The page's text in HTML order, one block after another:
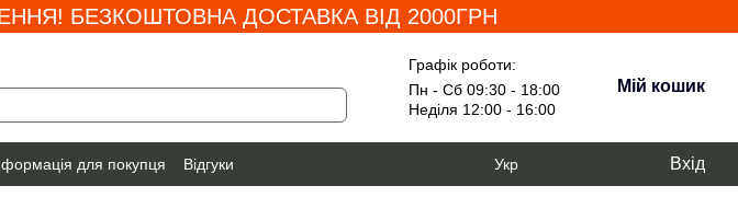
БЕЗКОШТОВНА ДОСТАВКА ВІД 2000ГРН
Графік роботи:
Пн - Сб 09:30 - 18:00
Неділя 12:00 - 16:00
Мій кошик
для покупця
Відгуки
Укр Вхід